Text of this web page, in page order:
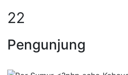
30
Pengunjung